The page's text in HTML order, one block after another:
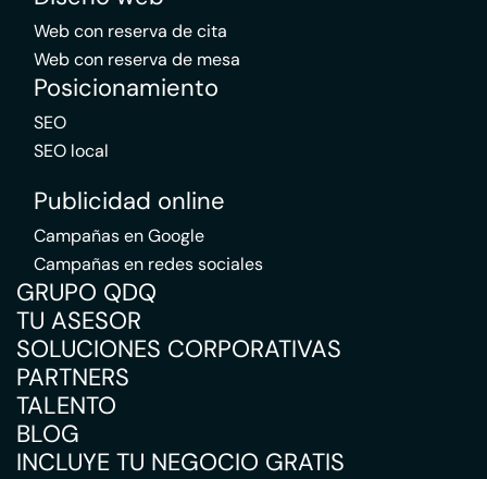
Web con reserva de cita
Web con reserva de mesa
Posicionamiento
SEO
SEO local
Publicidad online
Campañas en Google
Campañas en redes sociales
GRUPO QDQ
TU ASESOR
SOLUCIONES CORPORATIVAS
PARTNERS
TALENTO
BLOG
INCLUYE TU NEGOCIO GRATIS